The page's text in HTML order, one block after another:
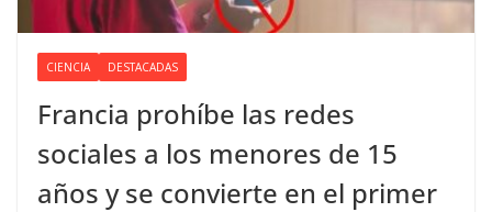
CIENCIA DESTACADAS
Francia prohíbe las redes
sociales a los menores de 15
años y se convierte en el primer